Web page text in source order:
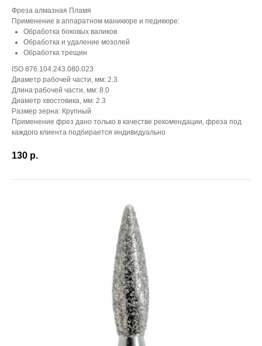
Фреза алмазная Пламя
Применение в аппаратном маникюре и педикюре:
Обработка боковых валиков
Обработка и удаление мозолей
Обработка трещин
ISO 876.104.243.080.023
Диаметр рабочей части, мм: 2.3
Длина рабочей части, мм: 8.0
Диаметр хвостовика, мм: 2.3
Размер зерна: Крупный
Применение фрез дано только в качестве рекомендации, фреза под
каждого клиента подбирается индивидуально
130 р.